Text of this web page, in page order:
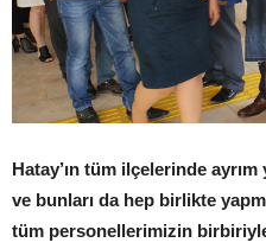
Hatay’ın tüm ilçelerinde
ve bunları da hep birlikte
tüm personellerimizin